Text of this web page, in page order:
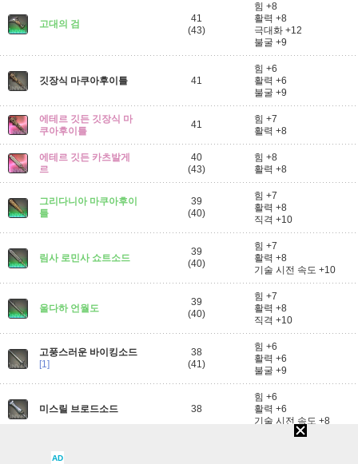
고대의 검
41
(43)
힘 +8
활력 +8
극대화 +12
불굴 +9
깃장식 마쿠아후이틀 41
힘 +6
활력 +6
불굴 +9
에테르 깃든 깃장식 마
쿠아후이틀
41
힘 +7
활력 +8
에테르 깃든 카츠발게
르
40
(43)
힘 +8
활력 +8
그리다니아 마쿠아후이
틀
39
(40)
힘 +7
활력 +8
직격 +10
림사 로민사 쇼트소드
39
(40)
힘 +7
활력 +8
기술 시전 속도 +10
울다하 언월도
39
(40)
힘 +7
활력 +8
직격 +10
고풍스러운 바이킹소드
[1]
38
(41)
힘 +6
활력 +6
불굴 +9
미스릴 브로드소드 38
힘 +6
활력 +6
기술 시전 속도 +8
로드소드
AD